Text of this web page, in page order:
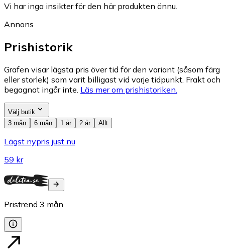
Vi har inga insikter för den här produkten ännu.
Annons
Prishistorik
Grafen visar lägsta pris över tid för den variant (såsom färg
eller storlek) som varit billigast vid varje tidpunkt. Frakt och
begagnat ingår inte. Läs mer om prishistoriken.
Välj butik
3 mån
6 mån 1 år 2 år Allt
Lägst nypris just nu
59 kr
Pristrend 3 mån